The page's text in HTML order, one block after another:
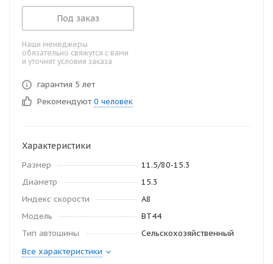
Под заказ
Наши менеджеры
обязательно свяжутся с вами
и уточнят условия заказа
гарантия 5 лет
Рекомендуют 0 человек
Характеристики
Размер
11.5/80-15.3
Диаметр
15.3
Индекс скорости
A8
Модель
BT44
Тип автошины
Сельскохозяйственный
Все характеристики